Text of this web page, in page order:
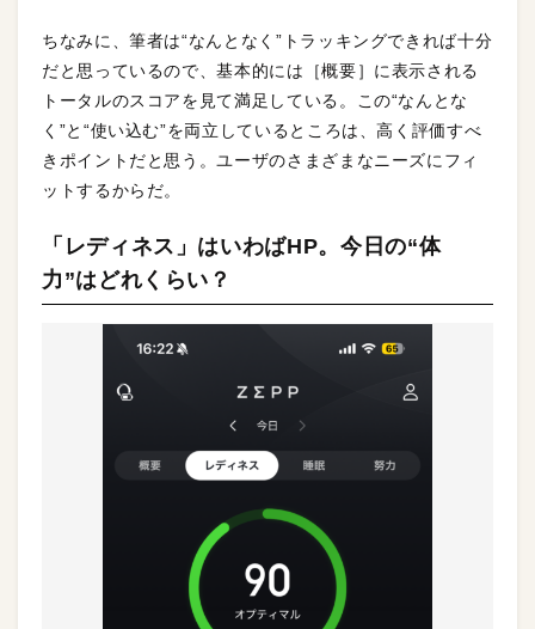
ちなみに、筆者は“なんとなく”トラッキングできれば十分
だと思っているので、基本的には［概要］に表示される
トータルのスコアを見て満足している。この“なんとな
く”と“使い込む”を両立しているところは、高く評価すべ
きポイントだと思う。ユーザのさまざまなニーズにフィ
ットするからだ。
「レディネス」はいわばHP。今日の“体
力 ”はどれくらい？